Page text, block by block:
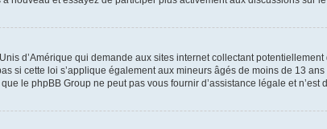
d’Amérique qui demande aux sites internet collectant
si cette loi s’applique également aux mineurs âgés de moins de 13
le phpBB Group ne peut pas vous fournir d’assistance légale et